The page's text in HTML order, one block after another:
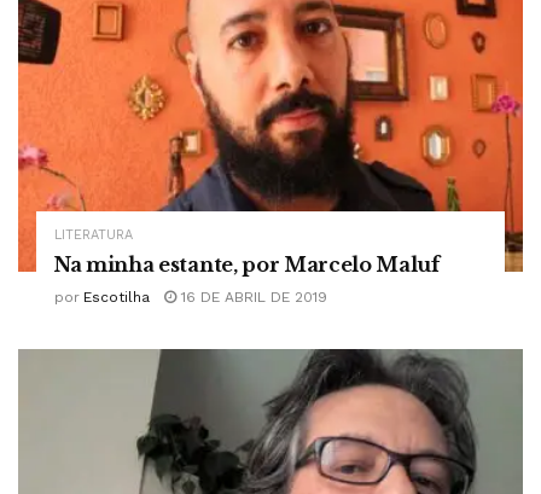
LITERATURA
Na minha estante, por Marcelo Maluf
por Escotilha 16 DE ABRIL DE 2019